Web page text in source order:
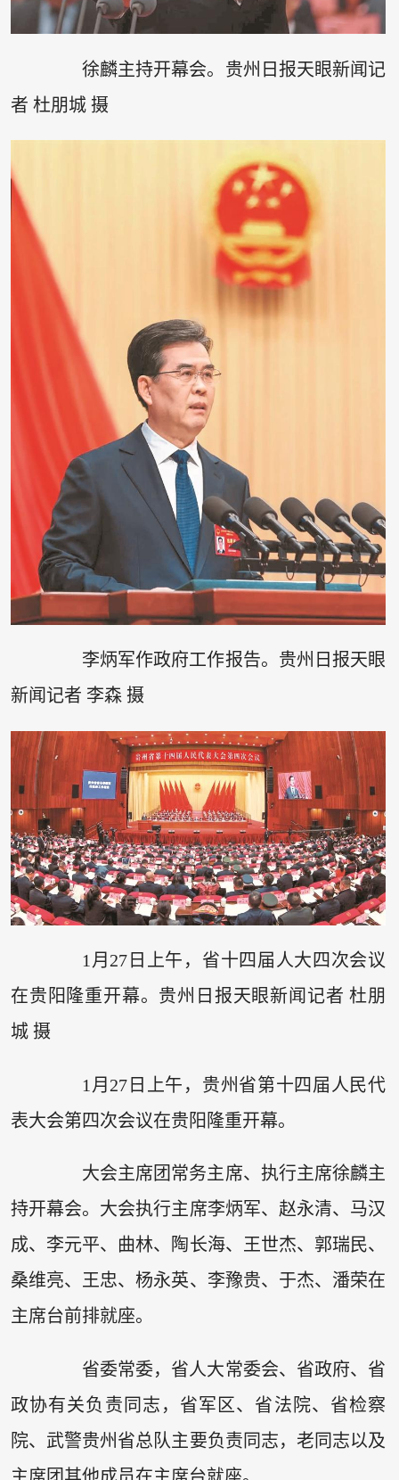
徐麟主持开幕会。贵州日报天眼新闻记
者 杜朋城 摄
李炳军作政府工作报告。贵州日报天眼
新闻记者 李森 摄
1月27日上午，省十四届人大四次会议
在贵阳隆重开幕。贵州日报天眼新闻记者 杜朋
城 摄
1月27日上午，贵州省第十四届人民代
表大会第四次会议在贵阳隆重开幕。
大会主席团常务主席、执行主席徐麟主
持开幕会。大会执行主席李炳军、赵永清、马汉
成、李元平、曲林、陶长海、王世杰、郭瑞民、
桑维亮、王忠、杨永英、李豫贵、于杰、潘荣在
主席台前排就座。
省委常委，省人大常委会、省政府、省
政协有关负责同志，省军区、省法院、省检察
院、武警贵州省总队主要负责同志，老同志以及